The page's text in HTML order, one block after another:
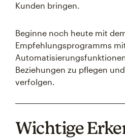
Kunden bringen.
Beginne noch heute mit
Empfehlungsprogramms
Beziehungen zu pflegen
verfolgen.
Wichtige